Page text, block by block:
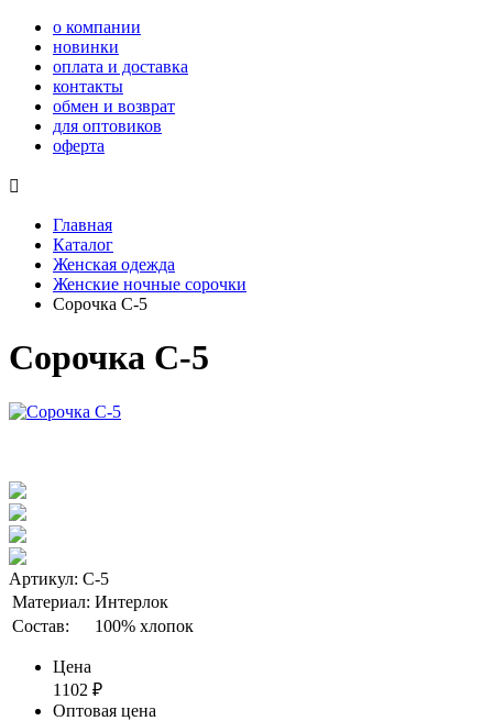
о компании
новинки
оплата и доставка
контакты
обмен и возврат
для оптовиков
оферта

Главная
Каталог
Женская одежда
Женские ночные сорочки
Сорочка С-5
Сорочка С-5
Артикул: С-5
Материал: Интерлок
Состав:
100% хлопок
Цена
1102 ₽
Оптовая цена